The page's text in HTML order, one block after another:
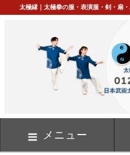
太極縁｜太極拳の服・表演服・剣・扇
メニュー